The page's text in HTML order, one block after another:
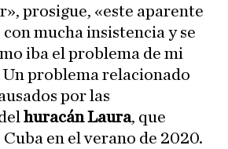
prosigue, «este aparente
mucha insistencia y se
iba el problema de mi
Un problema relacionado
por las
huracán Laura, que
en el verano de 2020.